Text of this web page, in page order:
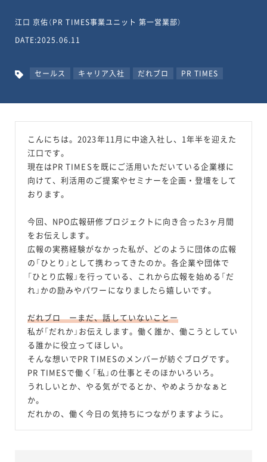
江口 京佑（PR TIMES事業ユニット 第一営業部）
DATE:2025.06.11
セールス キャリア入社 だれブロ PR TIMES
こんにちは。2023年11月に中途入社し、1年半を迎えた
江口です。
現在はPR TIMESを既にご活用いただいている企業様に
向けて、利活用のご提案やセミナーを企画・登壇をして
おります。
今回、NPO広報研修プロジェクトに向き合った3ヶ月間
をお伝えします。
広報の実務経験がなかった私が、どのように団体の広報
の「ひとり」として携わってきたのか。各企業や団体で
「ひとり広報」を行っている、これから広報を始める「だ
れ」かの励みやパワーになりましたら嬉しいです。
だれブロ ーまだ、話していないことー
私が「だれか」お伝えします。働く誰か、働こうとしてい
る誰かに役立ってほしい。
そんな想いでPR TIMESのメンバーが紡ぐブログです。
PR TIMESで働く「私」の仕事とそのほかいろいろ。
うれしいとか、やる気がでるとか、やめようかなぁと
か。
だれかの、働く今日の気持ちにつながりますように。